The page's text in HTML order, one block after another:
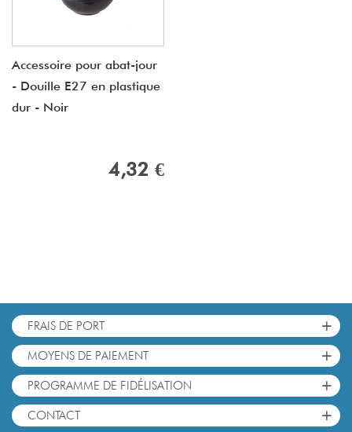
Accessoire pour abat-jour
- Douille E27 en plastique
dur - Noir
4,32 €
FRAIS DE PORT +
MOYENS DE PAIEMENT +
PROGRAMME DE FIDÉLISATION +
CONTACT +